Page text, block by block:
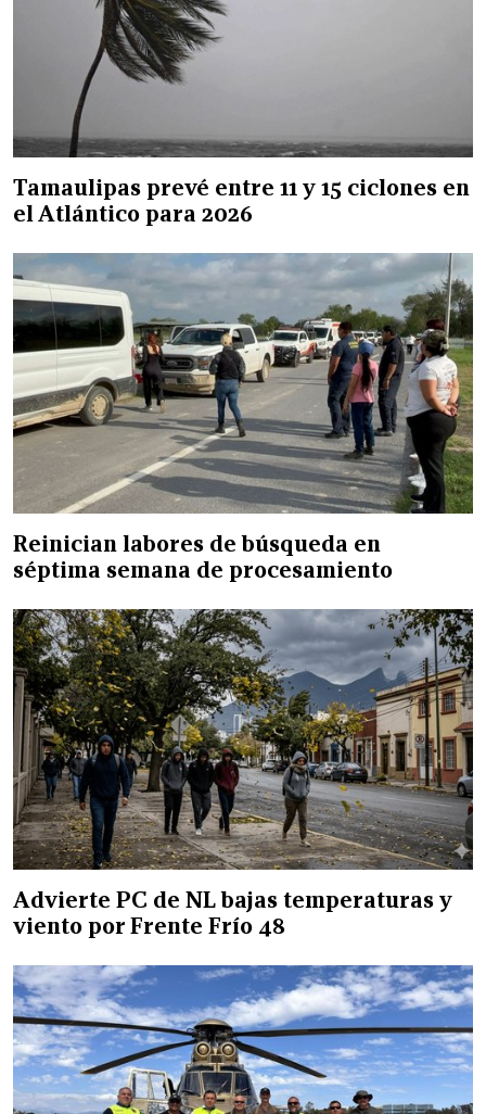
Tamaulipas prevé entre 11 y 15 ciclones en
el Atlántico para 2026
Reinician labores de búsqueda en
séptima semana de procesamiento
Advierte PC de NL bajas temperaturas y
viento por Frente Frío 48